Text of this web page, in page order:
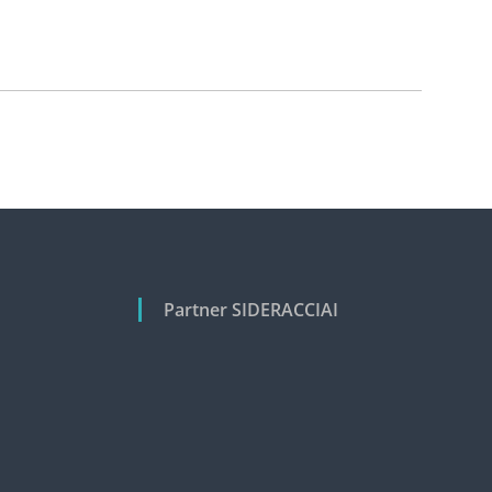
Partner SIDERACCIAI